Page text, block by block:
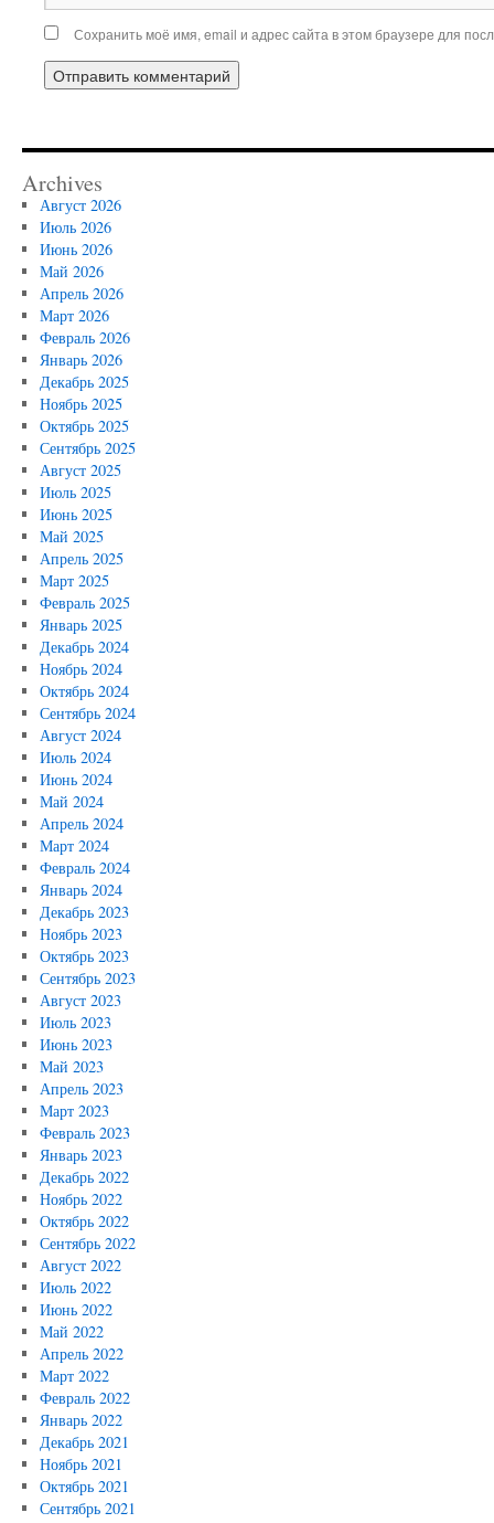
Сохранить моё имя, email и адрес сайта в этом браузере для
Archives
Август 2026
Июль 2026
Июнь 2026
Май 2026
Апрель 2026
Март 2026
Февраль 2026
Январь 2026
Декабрь 2025
Ноябрь 2025
Октябрь 2025
Сентябрь 2025
Август 2025
Июль 2025
Июнь 2025
Май 2025
Апрель 2025
Март 2025
Февраль 2025
Январь 2025
Декабрь 2024
Ноябрь 2024
Октябрь 2024
Сентябрь 2024
Август 2024
Июль 2024
Июнь 2024
Май 2024
Апрель 2024
Март 2024
Февраль 2024
Январь 2024
Декабрь 2023
Ноябрь 2023
Октябрь 2023
Сентябрь 2023
Август 2023
Июль 2023
Июнь 2023
Май 2023
Апрель 2023
Март 2023
Февраль 2023
Январь 2023
Декабрь 2022
Ноябрь 2022
Октябрь 2022
Сентябрь 2022
Август 2022
Июль 2022
Июнь 2022
Май 2022
Апрель 2022
Март 2022
Февраль 2022
Январь 2022
Декабрь 2021
Ноябрь 2021
Октябрь 2021
Сентябрь 2021